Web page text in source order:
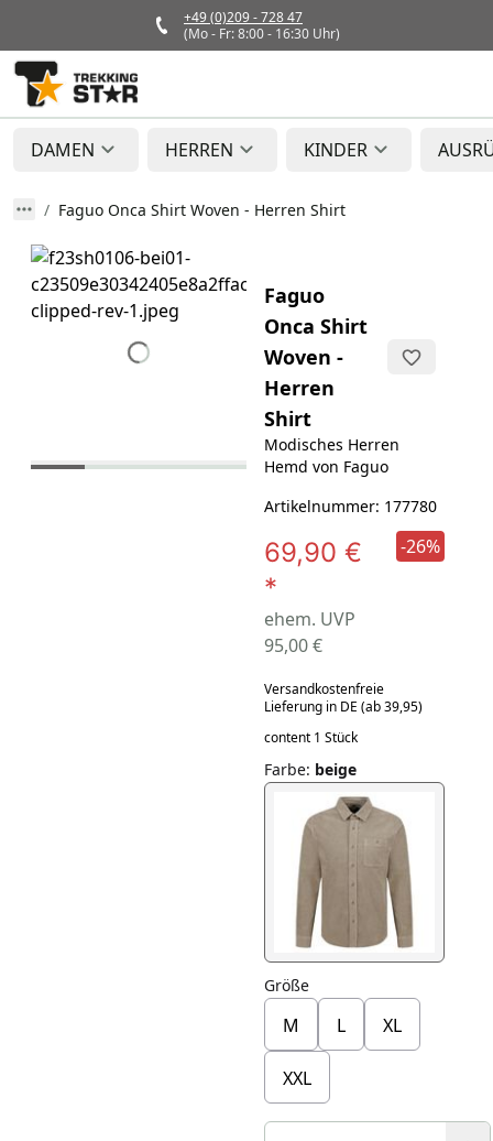
+49 (0)209 - 728 47
(Mo - Fr: 8:00 - 16:30 Uhr)
DAMEN HERREN KINDER
Faguo Onca Shirt Woven - Herren Shirt
Faguo
Onca Shirt
Woven -
Herren
Shirt
Modisches Herren
Hemd von Faguo
Artikelnummer: 177780
69,90 €
*
ehem. UVP
95,00 €
-26%
Versandkostenfreie
Lieferung in DE (ab 39,95)
content 1 Stück
Farbe: beige
Größe
M L XL
XXL